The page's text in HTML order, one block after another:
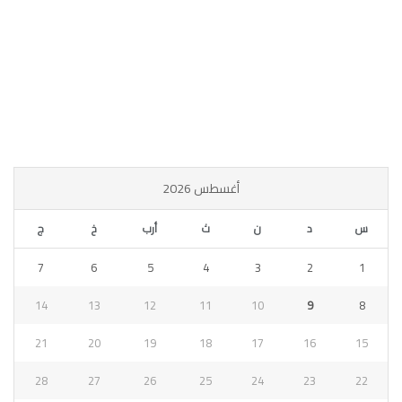
أغسطس 2026
س د ن ث أرب خ ج
1
2
3
4
5
6
7
8
9
10
11
12
13
14
15
16
17
18
19
20
21
22
23
24
25
26
27
28